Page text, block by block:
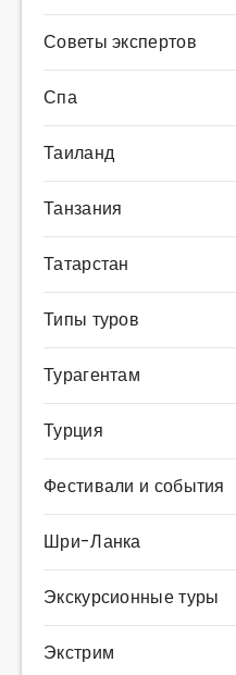
Советы экспертов
Спа
Таиланд
Танзания
Татарстан
Типы туров
Турагентам
Турция
Фестивали и события
Шри-Ланка
Экскурсионные туры
Экстрим